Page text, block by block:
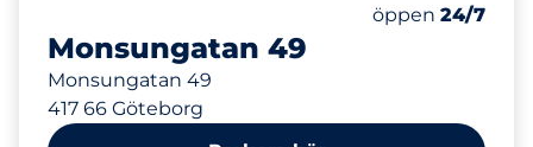
Monsungatan 49
Monsungatan 49
417 66 Göteborg
Antal
Totalt antal
öppen 24/7